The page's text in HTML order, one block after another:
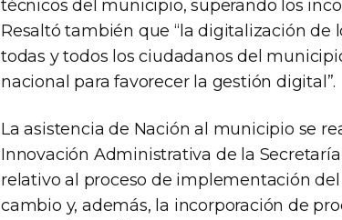
técnicos del municipio, superando los
Resaltó también que “la digitalización de
todas y todos los ciudadanos del
nacional para favorecer la gestión digital”.
La asistencia de Nación al municipio se
Innovación Administrativa de la
relativo al proceso de implementación
cambio y, además, la incorporación de